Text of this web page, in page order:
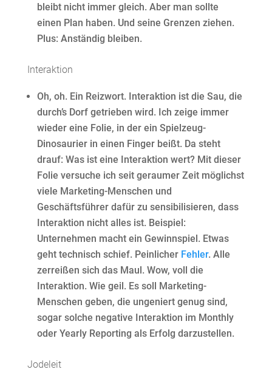
bleibt nicht immer gleich. Aber man sollte
einen Plan haben. Und seine Grenzen ziehen.
Plus: Anständig bleiben.
Interaktion
Oh, oh. Ein Reizwort. Interaktion ist die Sau, die
durch’s Dorf getrieben wird. Ich zeige immer
wieder eine Folie, in der ein Spielzeug-
Dinosaurier in einen Finger beißt. Da steht
drauf: Was ist eine Interaktion wert? Mit dieser
Folie versuche ich seit geraumer Zeit möglichst
viele Marketing-Menschen und
Geschäftsführer dafür zu sensibilisieren, dass
Interaktion nicht alles ist. Beispiel:
Unternehmen macht ein Gewinnspiel. Etwas
geht technisch schief. Peinlicher Fehler. Alle
zerreißen sich das Maul. Wow, voll die
Interaktion. Wie geil. Es soll Marketing-
Menschen geben, die ungeniert genug sind,
sogar solche negative Interaktion im Monthly
oder Yearly Reporting als Erfolg darzustellen.
Jodeleit